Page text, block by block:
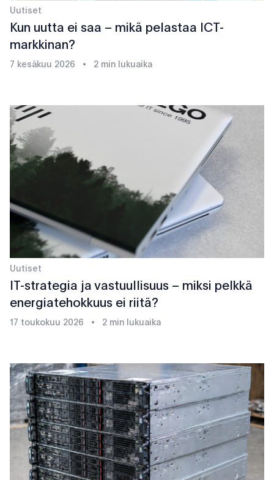
Uutiset
Kun uutta ei saa – mikä pelastaa ICT-
markkinan?
7 kesäkuu 2026 • 2 min lukuaika
Uutiset
IT-strategia ja vastuullisuus – miksi pelkkä
energiatehokkuus ei riitä?
17 toukokuu 2026 • 2 min lukuaika